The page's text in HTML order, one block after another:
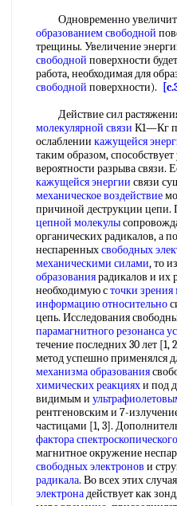
Одновременно
образованием свободной
трещины. Увеличение
свободной поверхности
работа, необходимая для
свободной поверхности).
Действие сил
молекулярной связи К1—Кг
ослаблении кажущейся
таким образом,
вероятности разрыва связи.
кажущейся энергии связи
механическое воздействие
причиной деструкции цепи.
цепной молекулы
органических радикалов, а
неспаренныхсвободных
механическими силами, то
образованиярадикалов и их
необходимую сточки зрения
информацию относительно
цепь. Исследования
парамагнитного резонанса
течение последних 30 лет
метод успешно применялся
механизма образования
химических реакцияхи под
видимым и
рентгеновским и 7-
частицами [1, 3].
фактора
магнитное окружение
свободных электронов и
радикала. Во всех этих
электронадействует как